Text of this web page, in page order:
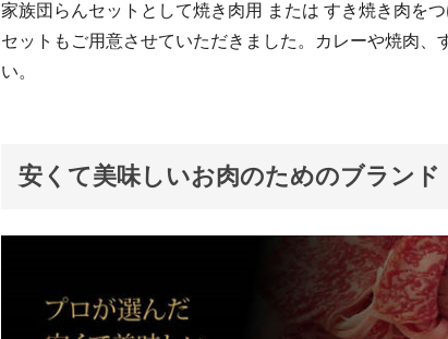
家族団らんセットとして焼き肉用 または すき焼き肉を
セットもご用意させていただきました。カレーや焼肉、
い。
安くて美味しいお肉のためのブランド